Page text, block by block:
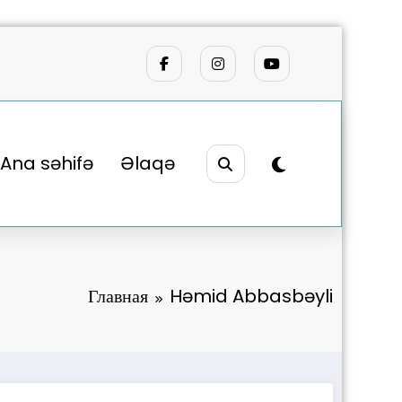
Ana səhifə Əlaqə
Главная Həmid Abbasbəyli